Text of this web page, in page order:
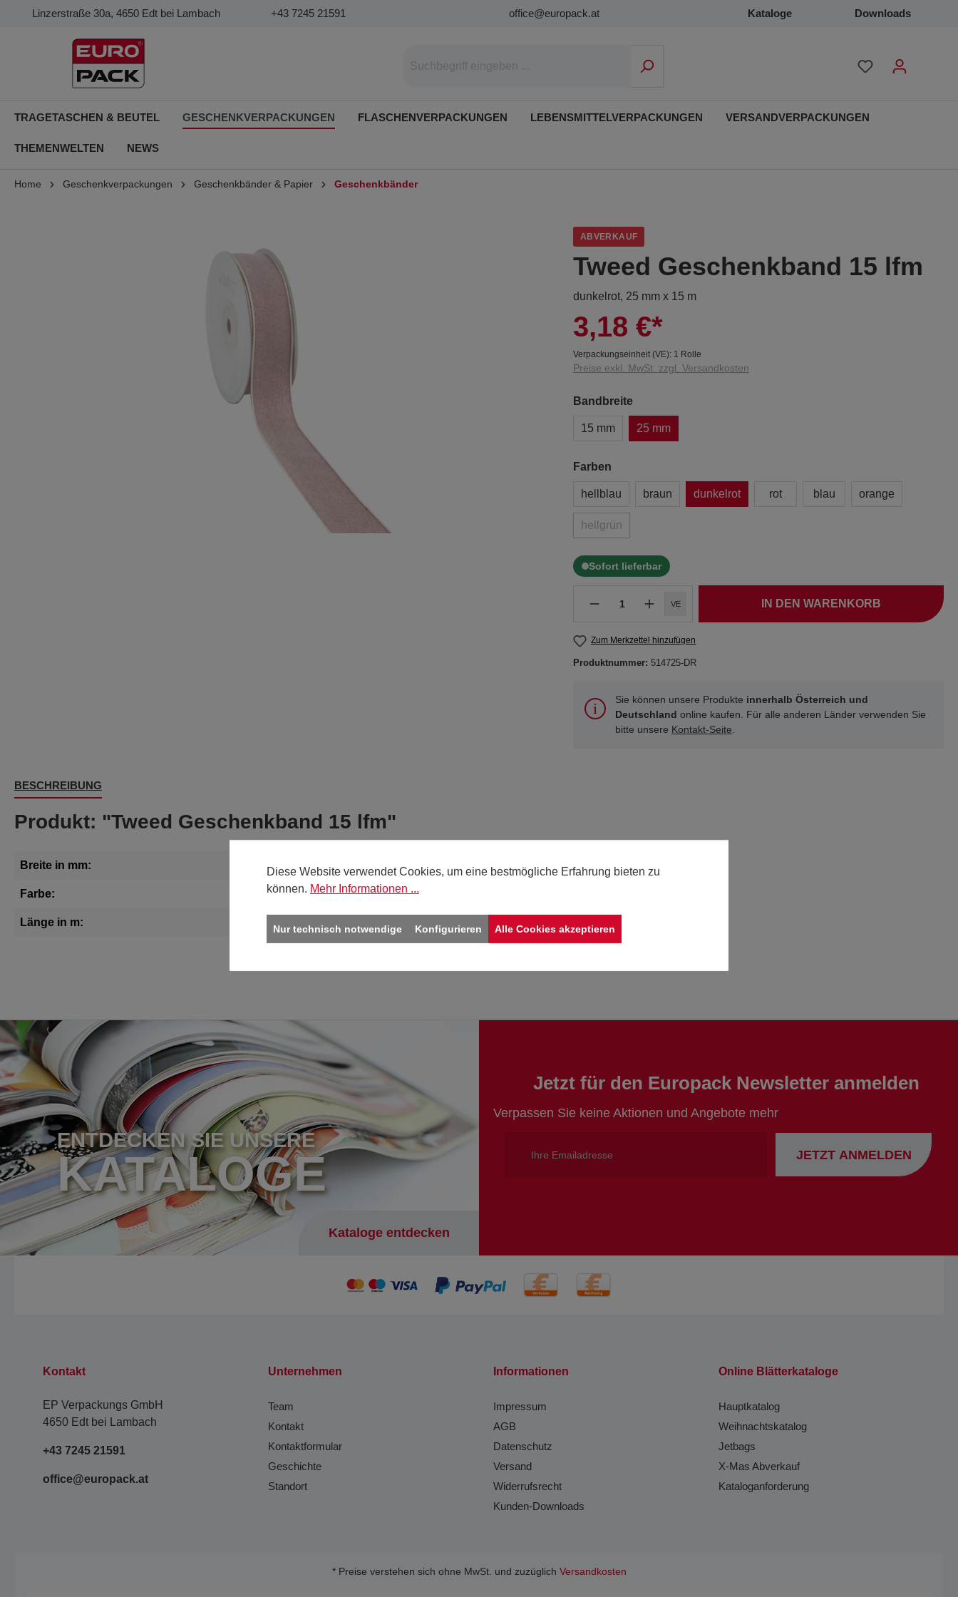
Linzerstraße 30a, 4650 Edt bei Lambach +43 7245 21591 office@europack.at Kataloge Downloads
TRAGETASCHEN & BEUTEL GESCHENKVERPACKUNGEN FLASCHENVERPACKUNGEN LEBENSMITTELVERPACKUNGEN VERSANDVERPACKUNGEN
THEMENWELTEN NEWS
Home Geschenkverpackungen Geschenkbänder & Papier Geschenkbänder
ABVERKAUF
Tweed Geschenkband 15 lfm
dunkelrot, 25 mm x 15 m
3,18 €*
Verpackungseinheit (VE): 1 Rolle
Preise exkl. MwSt. zzgl. Versandkosten
Bandbreite
15 mm 25 mm
Farben
hellblau braun dunkelrot rot blau orange
hellgrün
Sofort lieferbar
VE IN DEN WARENKORB
Zum Merkzettel hinzufügen
Produktnummer: 514725-DR
Sie können unsere Produkte innerhalb Österreich und
Deutschland online kaufen. Für alle anderen Länder verwenden Sie
bitte unsere Kontakt-Seite.
BESCHREIBUNG
Produkt: "Tweed Geschenkband 15 lfm"
Breite in mm:
Farbe: dunkelrot
Länge in m:
ENTDECKEN SIE UNSERE
KATALOGE
Kataloge entdecken
Jetzt für den Europack Newsletter anmelden
Verpassen Sie keine Aktionen und Angebote mehr
JETZT ANMELDEN
Kontakt
EP Verpackungs GmbH
4650 Edt bei Lambach
+43 7245 21591
office@europack.at
Unternehmen
Team
Kontakt
Kontaktformular
Geschichte
Standort
Informationen
Impressum
AGB
Datenschutz
Versand
Widerrufsrecht
Kunden-Downloads
Online Blätterkataloge
Hauptkatalog
Weihnachtskatalog
Jetbags
X-Mas Abverkauf
Kataloganforderung
* Preise verstehen sich ohne MwSt. und zuzüglich Versandkosten
Diese Website verwendet Cookies, um eine bestmögliche Erfahrung bieten zu
können. Mehr Informationen ...
Nur technisch notwendige Konfigurieren Alle Cookies akzeptieren